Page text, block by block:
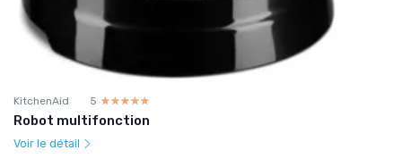
KitchenAid 5 ☆☆☆☆☆
★★★★★
Robot multifonction
Voir le détail